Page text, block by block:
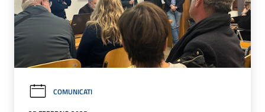
COMUNICATI